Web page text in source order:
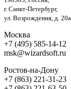
г. Санкт-Петербург,
ул. Возрождения, д. 20а
Москва
+7 (495) 585-14-12
msk@wizardsoft.ru
Ростов-на-Дону
+7 (863) 221-31-23